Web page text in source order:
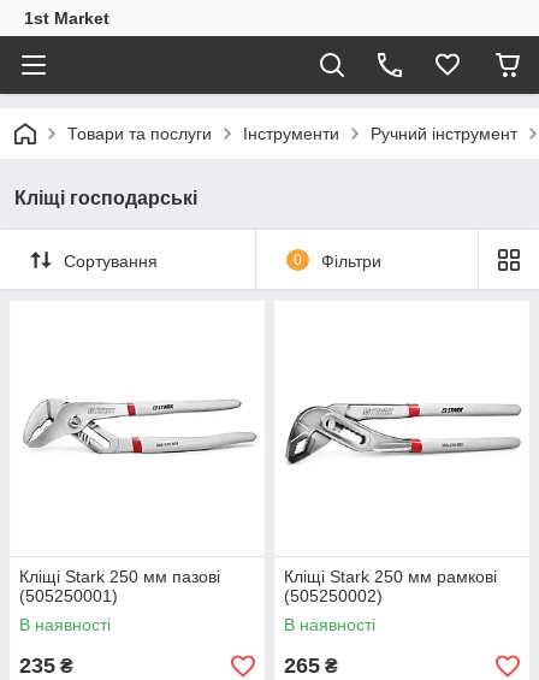
1st Market
Товари та послуги Інструменти Ручний інструмент
Кліщі господарські
Сортування 0 Фільтри
Кліщі Stark 250 мм пазові
(505250001)
В наявності
235 ₴
Кліщі Stark 250 мм рамкові
(505250002)
В наявності
265 ₴